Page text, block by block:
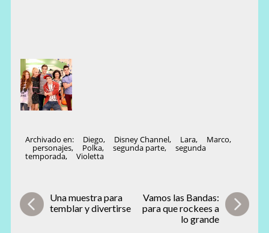
Archivado en: Diego, Disney Channel, Lara, Marco,
personajes, Polka, segunda parte, segunda
temporada, Violetta
Una muestra para
temblar y divertirse
Vamos las Bandas:
para que rockees a
lo grande